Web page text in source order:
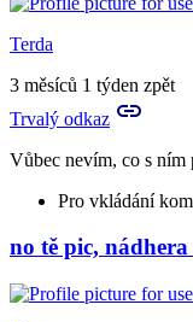
Terda
3 měsíců 1 týden zpět
Trvalý odkaz
Vůbec nevím, co s ním
Pro vkládání
no tě pic, nádhera